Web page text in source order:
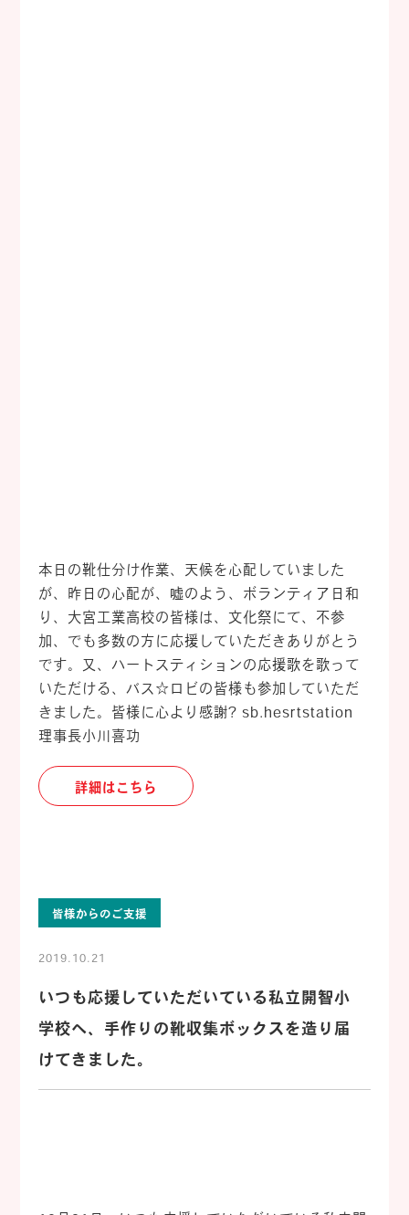
本日の靴仕分け作業、天候を心配していました
が、昨日の心配が、嘘のよう、ボランティア日和
り、大宮工業高校の皆様は、文化祭にて、不参
加、でも多数の方に応援していただきありがとう
です。又、ハートスティションの応援歌を歌って
いただける、バス☆ロビの皆様も参加していただ
きました。皆様に心より感謝? sb.hesrtstation
理事長小川喜功
詳細はこちら
皆様からのご支援
2019.10.21
いつも応援していただいている私立開智小
学校へ、手作りの靴収集ボックスを造り届
けてきました。